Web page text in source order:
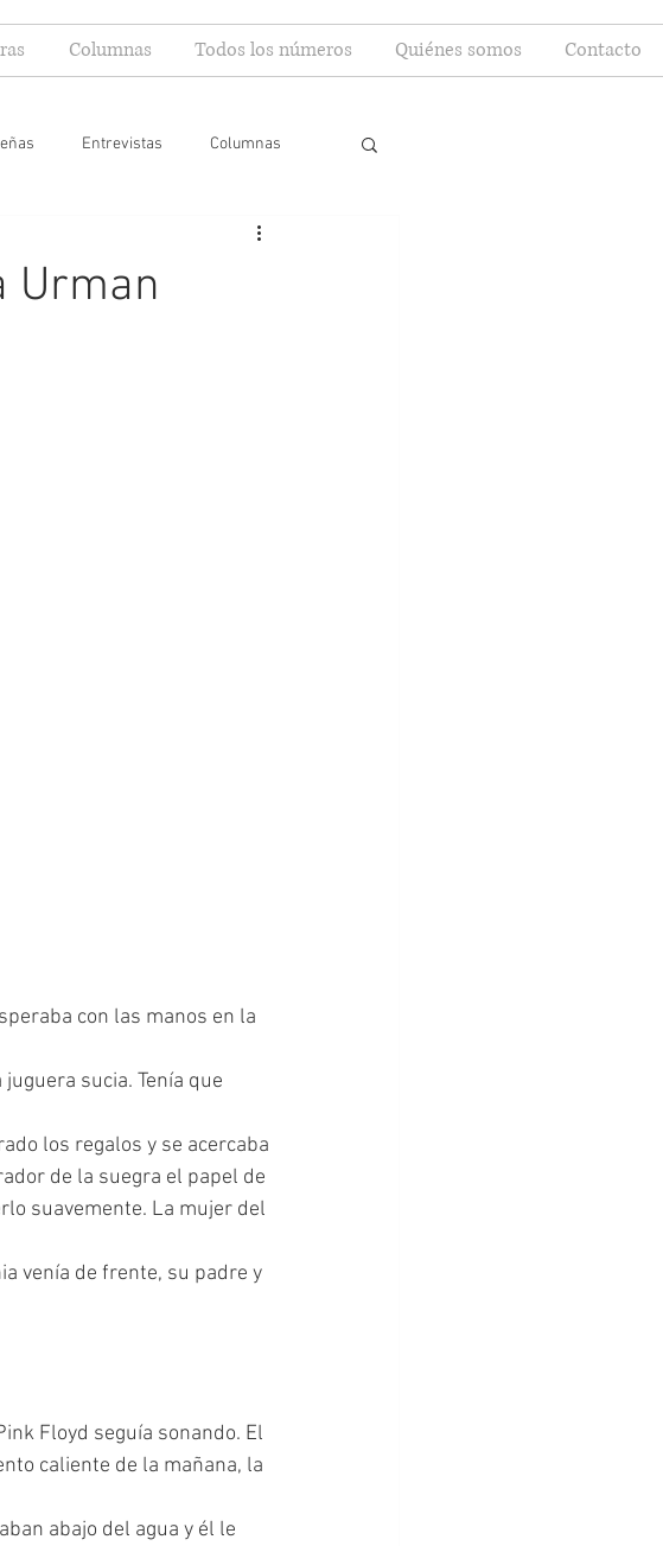
Columnas Todos los números Quiénes somos Contacto
Entrevistas Columnas
Urman
de la suegra el papel de
suavemente. La mujer del
caliente de la mañana, la